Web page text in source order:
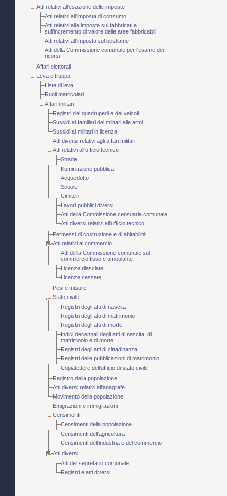
Atti relativi all'esazione delle imposte
Atti relativi all'imposta di consumo
Atti relativi alle imposte sui fabbricati e
sull'incremento di valore delle aree fabbricabili
Atti relativi all'imposta sul bestiame
Atti della Commissione comunale per l'esame dei
ricorsi
Affari elettorali
Leva e truppa
Liste di leva
Ruoli matricolari
Affari militari
Registri dei quadrupedi e dei veicoli
Sussidi ai familiari dei militari alle armi
Sussidi ai militari in licenza
Atti diversi relativi agli affari militari
Atti relativi all'ufficio tecnico
Strade
Illuminazione pubblica
Acquedotto
Scuole
Cimiteri
Lavori pubblici diversi
Atti della Commissione censuaria comunale
Atti diversi relativi all'ufficio tecnico
Permessi di costruzione e di abitabilità
Atti relativi al commercio
Atti della Commissione comunale sul
commercio fisso e ambulante
Licenze rilasciate
Licenze cessate
Pesi e misure
Stato civile
Registri degli atti di nascita
Registri degli atti di matrimonio
Registri degli atti di morte
Indici decennali degli atti di nascita, di
matrimonio e di morte
Registri degli atti di cittadinanza
Registri delle pubblicazioni di matrimonio
Copialettere dell'ufficio di stato civile
Registro della popolazione
Atti diversi relativi all'anagrafe
Movimento della popolazione
Emigrazioni e immigrazioni
Censimenti
Censimenti della popolazione
Censimenti dell'agricoltura
Censimenti dell'industria e del commercio
Atti diversi
Atti del segretario comunale
Registri e atti diversi